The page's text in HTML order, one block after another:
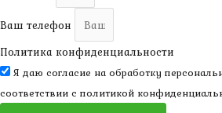
Ваш телефон
Политика конфиденциальности
Я даю согласие на обработку
соответствии с политикой